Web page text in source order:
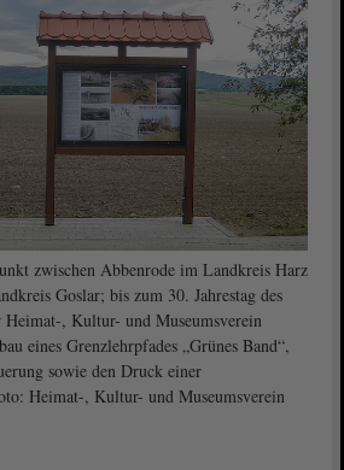
zwischen Abbenrode im Landkreis Harz
Goslar; bis zum 30. Jahrestag des
, Kultur- und Museumsverein
eines Grenzlehrpfades „Grünes Band“,
sowie den Druck einer
Heimat-, Kultur- und Museumsverein